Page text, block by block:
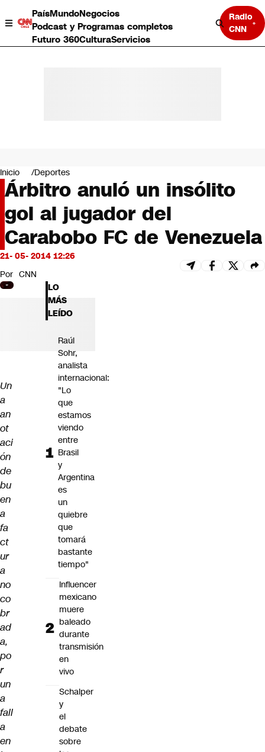
PaísMundoNegocios
Podcast y Programas completos
Futuro 360CulturaServicios
Radio
CNN
Negocios
Deportes
Programas completos
Cultura
Servicios
Bits
CNN tiempo
Futuro 360
Opinión
Inicio Deportes
Árbitro anuló un insólito
gol al jugador del
Carabobo FC de Venezuela
21- 05- 2014 12:26
Por CNN
Un
a
an
ot
aci
ón
de
bu
en
a
fa
ct
ur
a
no
co
br
ad
a,
po
r
un
a
fall
a
en
LO
MÁS
LEÍDO
Raúl
Sohr,
analista
internacional:
"Lo
que
estamos
viendo
entre
Brasil
y
Argentina
es
un
quiebre
que
tomará
bastante
tiempo"
Influencer
mexicano
muere
baleado
durante
transmisión
en
vivo
Schalper
y
el
debate
sobre